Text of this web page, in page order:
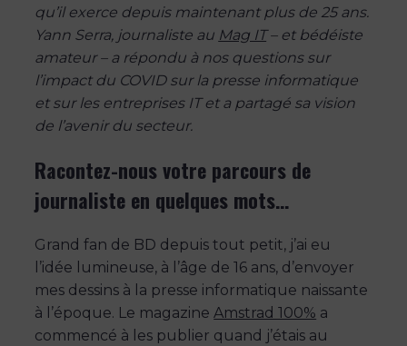
qu’il exerce depuis maintenant plus de 25 ans.
Yann Serra, journaliste au Mag IT– et bédéiste
amateur – a répondu à nos questions sur
l’impact du COVID sur la presse informatique
et sur les entreprises IT et a partagé sa vision
de l’avenir du secteur.
Racontez-nous votre parcours de
journaliste en quelques mots…
Grand fan de BD depuis tout petit, j’ai eu
l’idée lumineuse, à l’âge de 16 ans, d’envoyer
mes dessins à la presse informatique naissante
à l’époque. Le magazineAmstrad 100% a
commencé à les publier quand j’étais au